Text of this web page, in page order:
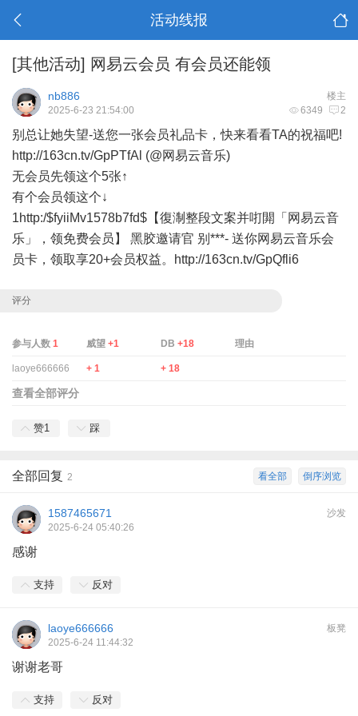
活动线报
[其他活动] 网易云会员 有会员还能领
楼主
nb886
6349 2
2025-6-23 21:54:00
别总让她失望-送您一张会员礼品卡，快来看看TA的祝福吧!
http://163cn.tv/GpPTfAl (@网易云音乐)
无会员先领这个5张↑
有个会员领这个↓
1http:/$fyiiMv1578b7fd$【復淛整段文案并咑閞「网易云音
乐」，领免费会员】 黑胶邀请官 别***- 送你网易云音乐会
员卡，领取享20+会员权益。http://163cn.tv/GpQfli6
评分
参与人数 1 威望 +1 DB +18 理由
laoye666666 + 1 + 18
查看全部评分
赞1 踩
倒序浏览
看全部
全部回复 2
沙发
1587465671
2025-6-24 05:40:26
感谢
支持 反对
板凳
laoye666666
2025-6-24 11:44:32
谢谢老哥
支持 反对